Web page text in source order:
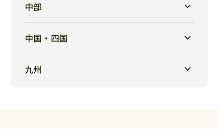
中部
中国・四国
九州